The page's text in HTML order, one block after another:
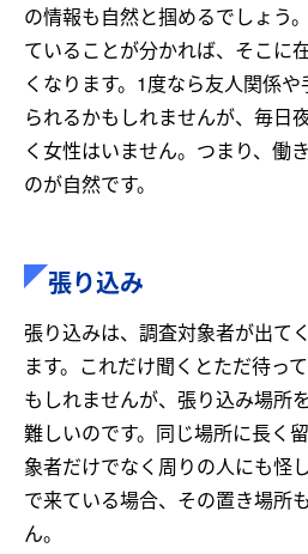
の情報も自然と掴めるでしょう
ていることが分かれば、そこに
くなります。1度なら友人関係
られるかもしれませんが、毎日
く女性はいません。つまり、働
のが自然です。
張り込み
張り込みは、調査対象者が出て
ます。これだけ聞くとただ待っ
もしれませんが、張り込み場所
難しいのです。同じ場所に長く
象者だけでなく周りの人にも怪
で来ている場合、その置き場所
ん。